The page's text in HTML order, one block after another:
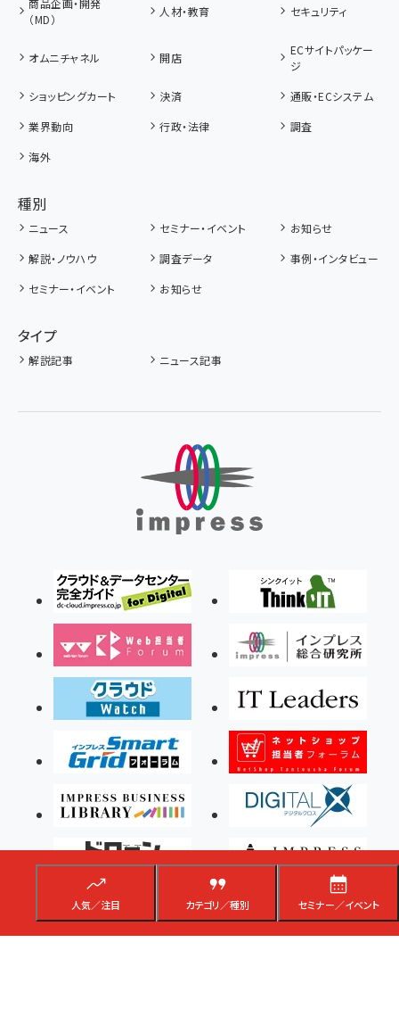
人気／注目 カテゴリ／種別 セミナー／イベント
商品企画・開発
（MD）
人材・教育 セキュリティ
オムニチャネル 開店
ECサイトパッケー
ジ
ショッピングカート
決済
通販・ECシステム
業界動向
行政・法律
調査
海外
種別
ニュース セミナー・イベント
お知らせ
解説・ノウハウ
調査データ
事例・インタビュー
セミナー・イベント
お知らせ
タイプ
解説記事 ニュース記事